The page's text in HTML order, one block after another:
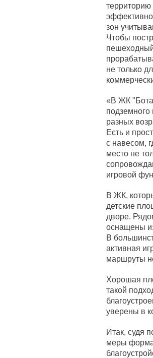
зон
Чтобы
не только
«В ЖК
подземного
разных
Есть и
с навесом,
место не
игровой
В ЖК,
детские
дворе.
оснащены
В
активная
маршруты
Хорошая
такой
уверены в
Итак, судя
меры